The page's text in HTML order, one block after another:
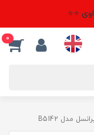
⭐⭐
0